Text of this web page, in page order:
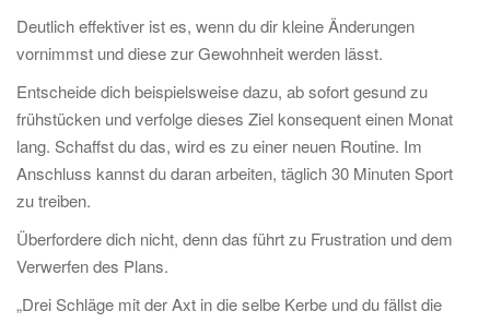
Deutlich effektiver ist es, wenn du dir kleine Änderungen
vornimmst und diese zur Gewohnheit werden lässt.
Entscheide dich beispielsweise dazu, ab sofort gesund zu
frühstücken und verfolge dieses Ziel konsequent einen Monat
lang. Schaffst du das, wird es zu einer neuen Routine. Im
Anschluss kannst du daran arbeiten, täglich 30 Minuten Sport
zu treiben.
Überfordere dich nicht, denn das führt zu Frustration und dem
Verwerfen des Plans.
„Drei Schläge mit der Axt in die selbe Kerbe und du fällst die